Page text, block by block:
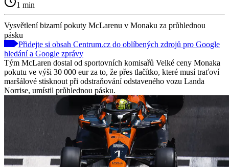
1 min
Vysvětlení bizarní pokuty McLarenu v Monaku za průhlednou
pásku
Přidejte si obsah Centrum.cz do oblíbených zdrojů pro Google
hledání a Google zprávy
Tým McLaren dostal od sportovních komisařů Velké ceny Monaka
pokutu ve výši 30 000 eur za to, že přes tlačítko, které musí traťoví
maršálové stisknout při odstraňování odstaveného vozu Landa
Norrise, umístil průhlednou pásku.